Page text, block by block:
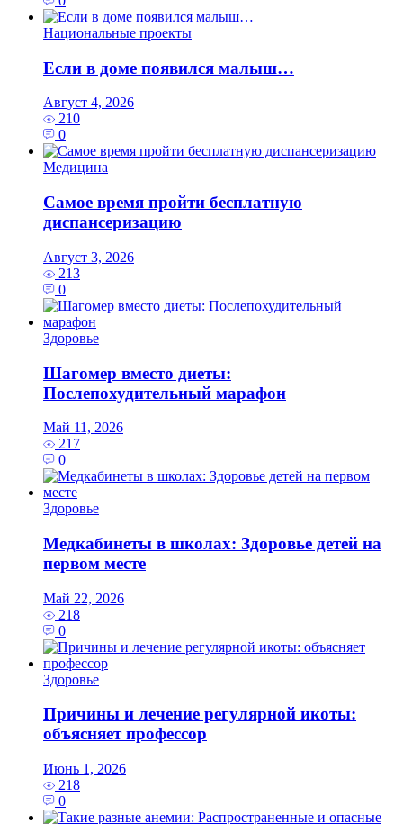
Национальные проекты
Если в доме появился малыш…
Август 4, 2026
210
0
Медицина
Самое время пройти бесплатную
диспансеризацию
Август 3, 2026
213
0
Здоровье
Шагомер вместо диеты:
Послепохудительный марафон
Май 11, 2026
217
0
Здоровье
Медкабинеты в школах: Здоровье детей на
первом месте
Май 22, 2026
218
0
Здоровье
Причины и лечение регулярной икоты:
объясняет профессор
Июнь 1, 2026
218
0